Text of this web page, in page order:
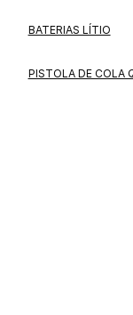
BATERIAS LÍTIO
PISTOLA DE COLA